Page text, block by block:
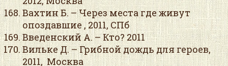
Вахтин Б. – Через места где живут
опоздавшие , 2011, СПб
Введенский А. – Кто? 2011
Вильке Д. – Грибной дождь для героев,
2011, Москва